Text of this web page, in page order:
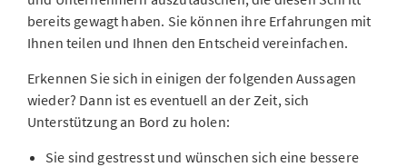
bereits gewagt haben. Sie können ihre Erfahrungen mit
Ihnen teilen und Ihnen den Entscheid vereinfachen.
Erkennen Sie sich in einigen der folgenden Aussagen
wieder? Dann ist es eventuell an der Zeit, sich
Unterstützung an Bord zu holen:
Sie sind gestresst und wünschen sich eine bessere